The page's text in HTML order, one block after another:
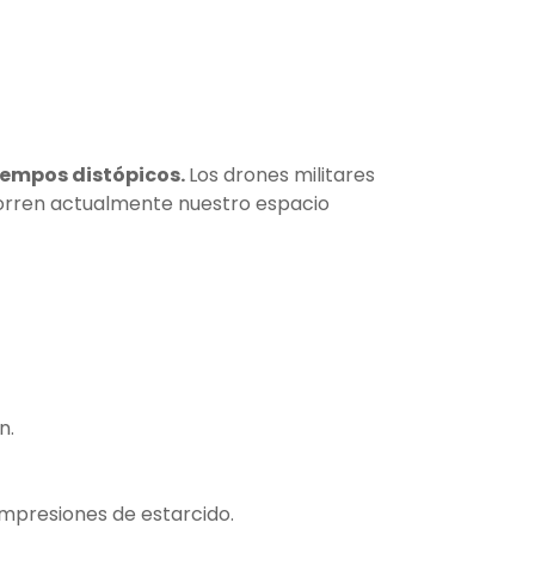
distópicos.Los drones militares
actualmente nuestro espacio
de estarcido.